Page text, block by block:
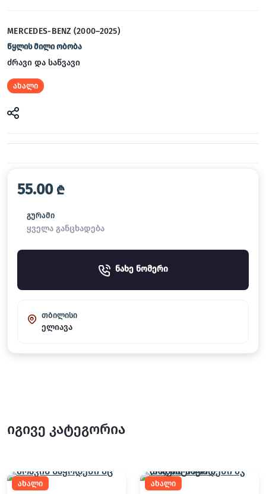
MERCEDES-BENZ (2000–2025)
წყლის მილი ობობა
ძრავი და საწვავი
ახალი
55.00 ₾
გურამი
ყველა განცხადება
ნახე ნომერი
თბილისი
ელიავა
იგივე კატეგორია
ახალი ახალი